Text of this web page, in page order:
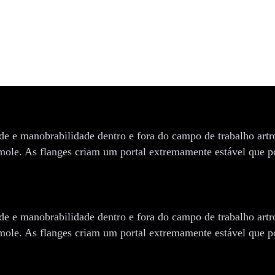
e manobrabilidade dentro e fora do campo de trabalho
As flanges criam um portal extremamente estável que
e manobrabilidade dentro e fora do campo de trabalho
As flanges criam um portal extremamente estável que